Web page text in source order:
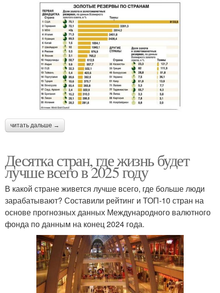
читать дальше →
Десятка стран, где жизнь будет
лучше всего в 2025 году
В какой стране живется лучше всего, где больше люди
зарабатывают? Составили рейтинг и ТОП-10 стран на
основе прогнозных данных Международного валютного
фонда по данным на конец 2024 года.